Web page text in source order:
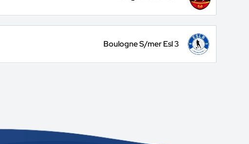
Boulogne S/mer Esl 3